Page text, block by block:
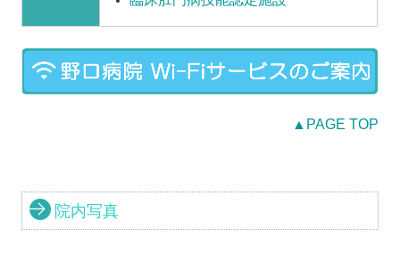
▲PAGE TOP
院内写真